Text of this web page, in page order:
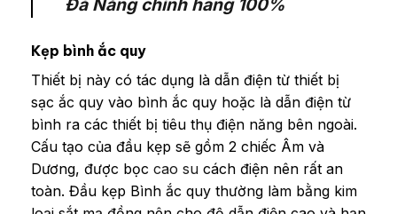
Đà Nẵng chính hãng 100%
Kẹp bình ắc quy
Thiết bị này có tác dụng là dẫn điện từ thiết bị
sạc ắc quy vào bình ắc quy hoặc là dẫn điện từ
bình ra các thiết bị tiêu thụ điện năng bên ngoài.
Cấu tạo của đầu kẹp sẽ gồm 2 chiếc Âm và
Dương, được bọc cao su cách điện nên rất an
toàn. Đầu kẹp Bình ắc quy thường làm bằng kim